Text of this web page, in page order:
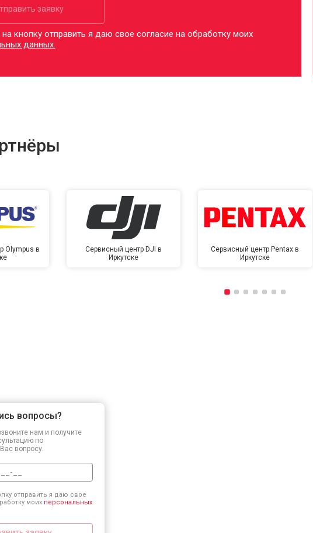
заявку
кнопку отправить я даю свое согласие на обработку моих
данных.
Olympus в
Сервисный центр DJI в
Иркутске
Сервисный центр Pentax в
Иркутске
вопросы?
нам и получите
по
вопросу.
отправить я даю свое
моих персональных